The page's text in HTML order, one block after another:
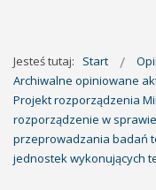
Jesteś tutaj: Start
Archiwalne opiniowane
Projekt rozporządzenia
rozporządzenie w
przeprowadzania badań
jednostek wykonujących